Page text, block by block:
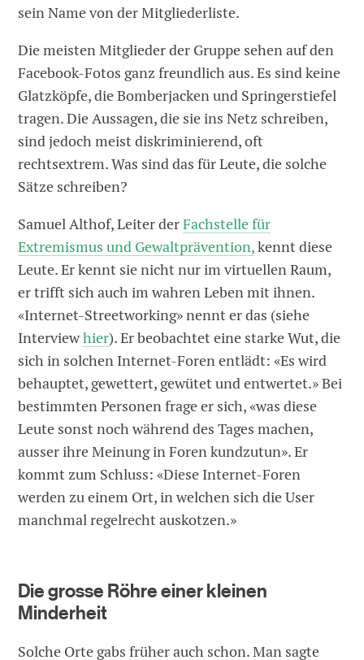
sein Name von der Mitgliederliste.
Die meisten Mitglieder der Gruppe sehen auf den
Facebook-Fotos ganz freundlich aus. Es sind keine
Glatzköpfe, die Bomberjacken und Springerstiefel
tragen. Die Aussagen, die sie ins Netz schreiben,
sind jedoch meist diskriminierend, oft
rechtsextrem. Was sind das für Leute, die solche
Sätze schreiben?
Samuel Althof, Leiter derFachstelle für
Extremismus und Gewaltprävention,kennt diese
Leute. Er kennt sie nicht nur im virtuellen Raum,
er trifft sich auch im wahren Leben mit ihnen.
«Internet-Streetworking» nennt er das (siehe
Interviewhier). Er beobachtet eine starke Wut, die
sich in solchen Internet-Foren entlädt: «Es wird
behauptet, gewettert, gewütet und entwertet.» Bei
bestimmten Personen frage er sich, «was diese
Leute sonst noch während des Tages machen,
ausser ihre Meinung in Foren kundzutun». Er
kommt zum Schluss: «Diese Internet-Foren
werden zu einem Ort, in welchen sich die User
manchmal regelrecht auskotzen.»
Die grosse Röhre einer kleinen
Minderheit
Solche Orte gabs früher auch schon. Man sagte